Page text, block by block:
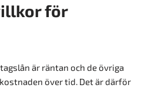
för
är räntan och de övriga
över tid. Det är därför